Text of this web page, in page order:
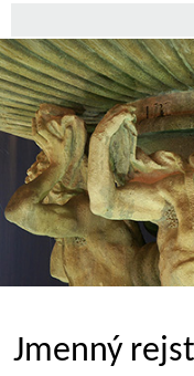
Jmenný